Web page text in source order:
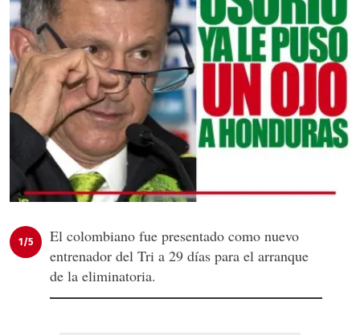
1/5
El colombiano fue presentado como nuevo
entrenador del Tri a 29 días para el arranque
de la eliminatoria.